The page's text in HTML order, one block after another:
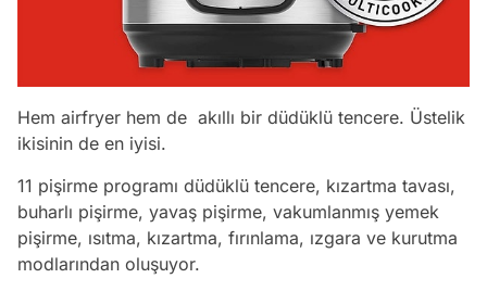
Hem airfryer hem de akıllı bir düdüklü tencere. Üstelik
ikisinin de en iyisi.
11 pişirme programı düdüklü tencere, kızartma tavası,
buharlı pişirme, yavaş pişirme, vakumlanmış yemek
pişirme, ısıtma, kızartma, fırınlama, ızgara ve kurutma
modlarından oluşuyor.